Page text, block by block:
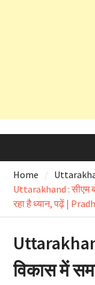
Home
Uttarakhand : सीएम
रहा है ध्यान, पढ़ें |
विकास में